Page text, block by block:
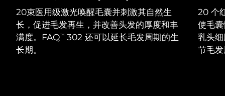
20束医用级激光唤醒毛囊并刺激其自然生
长，促进毛发再生，并改善头发的厚度和丰
满度。FAQTM
302 还可以延长毛发周期的生
长期。
20 个
使毛
乳头
节毛
All anti-aging treatments
All LED treatments
FAQ™ products
All toning treatments
PEACH™ 2
IPL hair removal
LUNA™ 4 body
Massaging body brush
ESPADA™ 2 plus
Recurring acne LED therapy
BEAR™ 2 eyes & lips
Microcurrent line smoothing device
直布罗陀 预计送达日期 8/14/26
希腊 预计送达日期 8/10/26
中国香港特别行政区 8/11/26